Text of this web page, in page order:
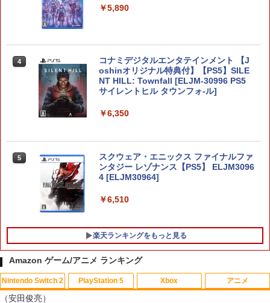
JABAB NSW2 ジョイコン2 パ-プルグリ-
【ダイヤ・プラチナ会員様限定！エント
リーでポイント10倍！】【新品】任天堂
BEE-A-FSSKA
＼マラソンは特別価格／2026年版 GuliK
スイッチ2 コントローラー Hyperlink2 B
1000Hz 連射 PC Android ios 対応 ゲー
ムパッド 競技用 TTMax 送料無料
￥11,500
￥5,890
4
コナミデジタルエンタテインメント 【J
oshinオリジナル特典付】【PS5】SILE
NT HILL: Townfall [ELJM-30996 PS5
サイレントヒル タウンフォ-ル]
￥6,350
5
スクウェア・エニックス ファイナルファ
ンタジー レゾナンス【PS5】 ELJM3096
4 [ELJM30964]
￥6,510
楽天ランキングをもっと見る
1
レトロミニゲームキーホルダー 単品販売
1
【特典】野生の島のロズ スペシャル・プ
Amazon ゲーム/アニメ ランキング
Nintendo Switch 2 PlayStation 5 Xbox アニメ
（安田俊亮）